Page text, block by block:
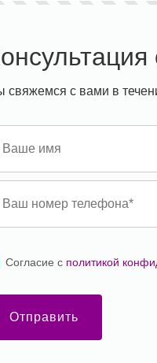
свяжемся с вами в
Cогласие с политикой
Отправить